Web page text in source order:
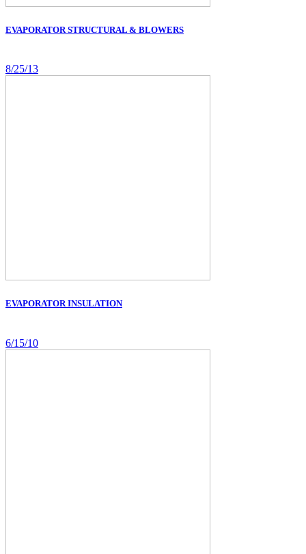
EVAPORATOR STRUCTURAL & BLOWERS
8/25/13
EVAPORATOR INSULATION
6/15/10